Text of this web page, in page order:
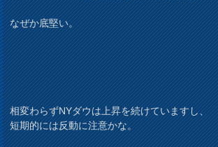
なぜか底堅い。
相変わらずNYダウは上昇を続けていますし、
短期的には反動に注意かな。